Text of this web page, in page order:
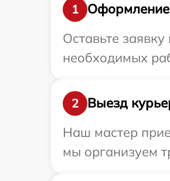
1
Оформление
Оставьте
необходимых
2
Выезд
Наш мастер
мы организуем